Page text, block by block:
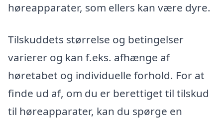
høreapparater, som ellers kan være dyre.
Tilskuddets størrelse og betingelser
varierer og kan f.eks. afhænge af
høretabet og individuelle forhold. For at
finde ud af, om du er berettiget til tilskud
til høreapparater, kan du spørge en